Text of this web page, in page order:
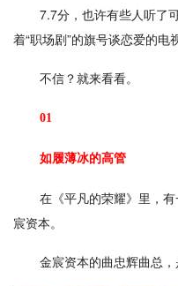
7.7分，也许有些人听了
着“职场剧”的旗号谈恋爱的电
不信？就来看看。
01
如履薄冰的高管
在《平凡的荣耀》里，
宸资本。
金宸资本的曲忠辉曲总，